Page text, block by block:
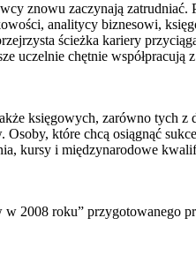
znowu zaczynają
analitycy biznesowi,
ścieżka kariery
uczelnie chętnie
księgowych, zarówno tych
które chcą osiągnąć
kursy i międzynarodowe
2008 roku”